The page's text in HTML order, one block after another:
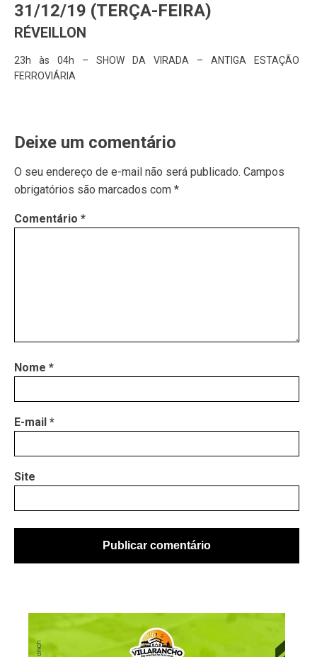
31/12/19 (TERÇA-FEIRA)‬‬
RÉVEILLON
23h ‪‪às 04h‬‬ – SHOW DA VIRADA – ANTIGA ESTAÇÃO
FERROVIÁRIA
Deixe um comentário
O seu endereço de e-mail não será publicado. Campos
obrigatórios são marcados com *
Comentário *
Nome *
E-mail *
Site